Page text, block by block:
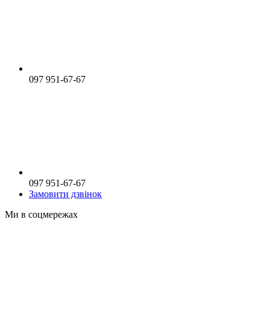
097 951-67-67
097 951-67-67
Замовити дзвінок
Ми в соцмережах